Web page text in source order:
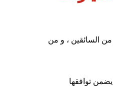
من السائقين ، و من
توافقها